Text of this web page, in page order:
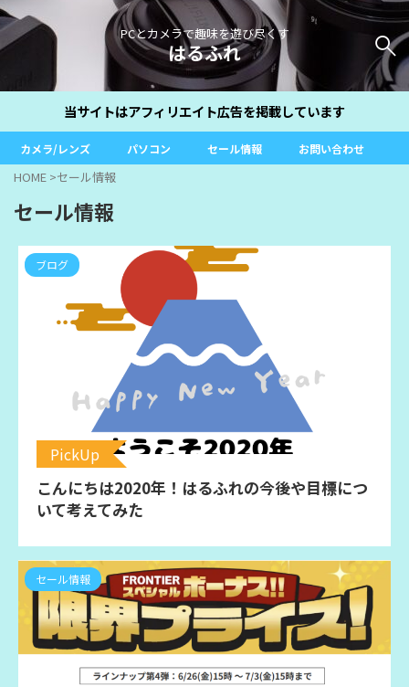
PCとカメラで趣味を遊び尽くす
はるふれ
当サイトはアフィリエイト広告を掲載しています
カメラ/レンズ パソコン セール情報 お問い合わせ
HOME >セール情報
セール情報
ブログ
PickUp
こんにちは2020年！はるふれの今後や目標につ
いて考えてみた
セール情報